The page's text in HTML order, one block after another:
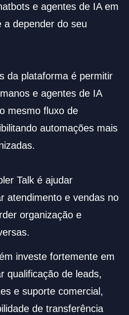
e agentes de IA em
a depender do seu
da plataforma é permitir
e agentes de IA
mesmo fluxo de
automações mais
Talk é ajudar
atendimento e vendas no
organização e
investe fortemente em
qualificação de leads,
e suporte comercial,
de transferência